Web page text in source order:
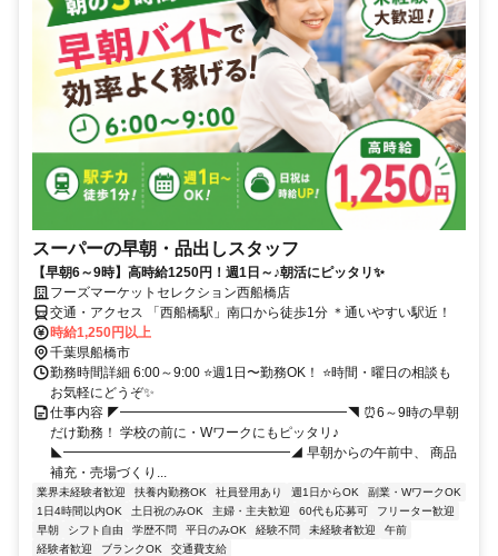
スーパーの早朝・品出しスタッフ
【早朝6～9時】高時給1250円！週1日～♪朝活にピッタリ✨
フーズマーケットセレクション西船橋店
交通・アクセス 「西船橋駅」南口から徒歩1分 ＊通いやすい駅近！
時給1,250円以上
千葉県船橋市
勤務時間詳細 6:00～9:00 ⭐週1日〜勤務OK！ ⭐時間・曜日の相談も
お気軽にどうぞ✨
仕事内容 ◤━━━━━━━━━━━━━━━━━◥ ⏰6～9時の早朝
だけ勤務！ 学校の前に・Wワークにもピッタリ♪
◣━━━━━━━━━━━━━━━━━◢ 早朝からの午前中、 商品
補充・売場づくり...
業界未経験者歓迎 扶養内勤務OK 社員登用あり 週1日からOK
副業・WワークOK
1日4時間以内OK
土日祝のみOK 主婦・主夫歓迎 60代も応募可
フリーター歓迎
早朝
シフト自由 学歴不問 平日のみOK 経験不問 未経験者歓迎
午前
経験者歓迎
ブランクOK 交通費支給